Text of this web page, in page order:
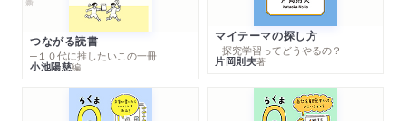
つながる読書
─１０代に推したいこの一冊
小池陽慈編
マイテーマの探し方
─探究学習ってどうやるの？
片岡則夫著